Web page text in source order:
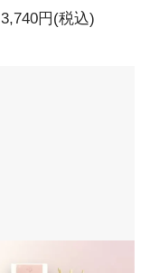
3,740円(税込)